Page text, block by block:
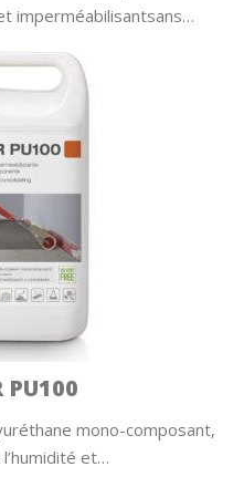
imperméabilisantsans…
PU100
mono-composant,
et…